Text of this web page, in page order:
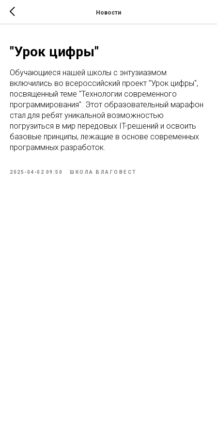
Новости
"Урок цифры"
Обучающиеся нашей школы с энтузиазмом
включились во всероссийский проект "Урок цифры",
посвященный теме "Технологии современного
программирования". Этот образовательный марафон
стал для ребят уникальной возможностью
погрузиться в мир передовых IT-решений и освоить
базовые принципы, лежащие в основе современных
программных разработок.
2025-04-02 09:50 ШКОЛА БЛАГОВЕСТ